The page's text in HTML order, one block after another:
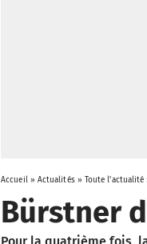
Accueil» Actualités» Toute l'actualité
Bürstner